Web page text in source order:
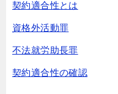
契約適合性とは
資格外活動罪
不法就労助長罪
契約適合性の確認